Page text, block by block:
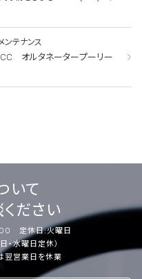
ンテナンス
オルタネータープーリー
いて
ださい
定休日:火曜日
・水曜日定休）
翌営業日を休業